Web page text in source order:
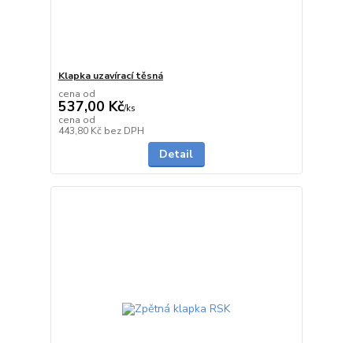
Klapka uzavírací těsná
cena od
537,00 Kč/ks
cena od
443,80 Kč bez DPH
Detail